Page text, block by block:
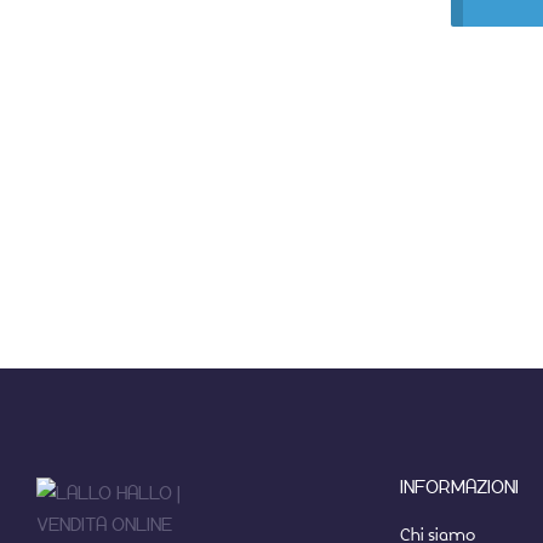
INFORMAZIONI
Chi siamo